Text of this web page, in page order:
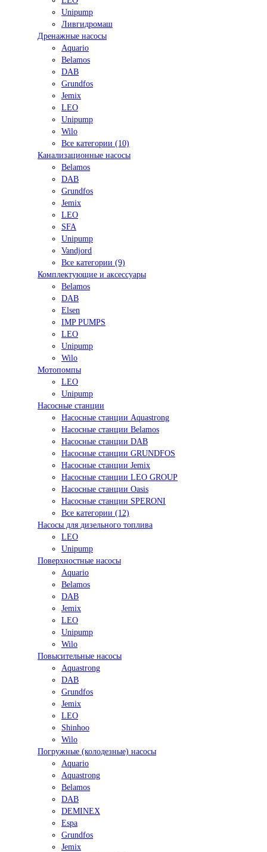
Unipump
Ливгидромаш
Дренажные насосы
Aquario
Belamos
DAB
Grundfos
Jemix
LEO
Unipump
Wilo
Все категории (10)
Канализационные насосы
Belamos
DAB
Grundfos
Jemix
LEO
SFA
Unipump
Vandjord
Все категории (9)
Комплектующие и аксессуары
Belamos
DAB
Elsen
IMP PUMPS
LEO
Unipump
Wilo
Мотопомпы
LEO
Unipump
Насосные станции
Насосные станции Aquastrong
Насосные станции Belamos
Насосные станции DAB
Насосные станции GRUNDFOS
Насосные станции Jemix
Насосные станции LEO GROUP
Насосные станции Oasis
Насосные станции SPERONI
Все категории (12)
Насосы для дизельного топлива
LEO
Unipump
Поверхностные насосы
Aquario
Belamos
DAB
Jemix
LEO
Unipump
Wilo
Повысительные насосы
Aquastrong
DAB
Grundfos
Jemix
LEO
Shinhoo
Wilo
Погружные (колодезные) насосы
Aquario
Aquastrong
Belamos
DAB
DEMINEX
Espa
Grundfos
Jemix